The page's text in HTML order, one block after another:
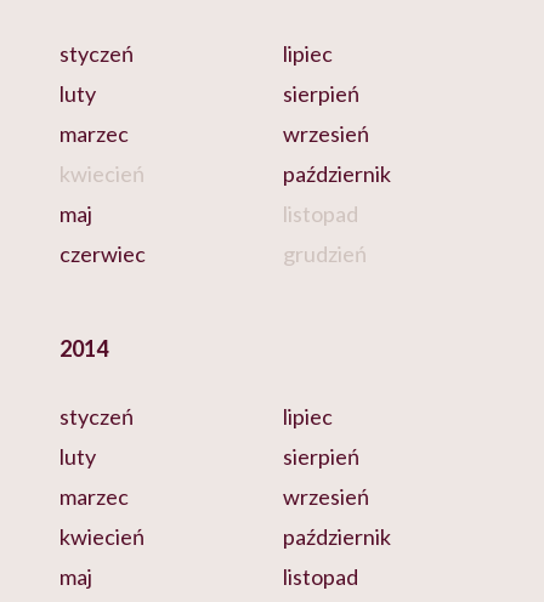
styczeń
luty
marzec
kwiecień
maj
czerwiec
lipiec
sierpień
wrzesień
październik
listopad
grudzień
2014
styczeń
luty
marzec
kwiecień
maj
lipiec
sierpień
wrzesień
październik
listopad